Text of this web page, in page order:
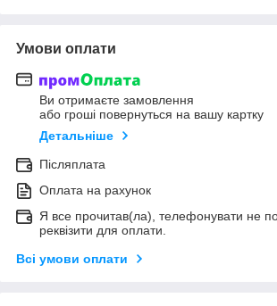
Умови оплати
Ви отримаєте замовлення
або гроші повернуться на вашу картку
Детальніше
Післяплата
Оплата на рахунок
Я все прочитав(ла), телефонувати не
реквізити для оплати.
Всі умови оплати